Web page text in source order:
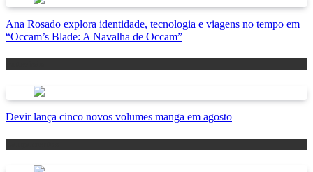
Ana Rosado explora identidade, tecnologia e viagens no tempo em
“Occam’s Blade: A Navalha de Occam”
Devir lança cinco novos volumes manga em agosto